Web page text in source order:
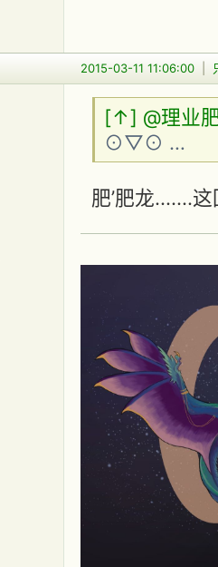
2015-03-11 11:06:00
[↑] @理业
⊙▽⊙ …
肥’肥龙.......